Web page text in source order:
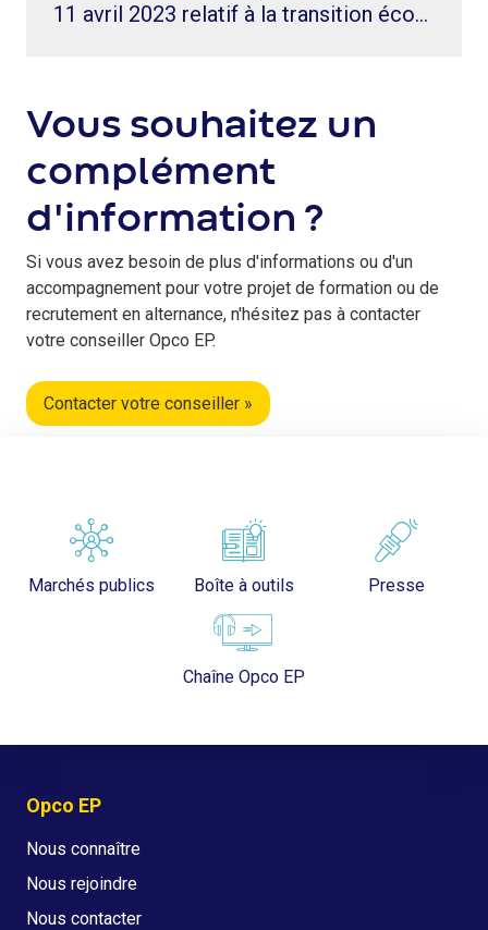
11 avril 2023 relatif à la transition éco…
Vous souhaitez un
complément
d'information ?
Si vous avez besoin de plus d'informations ou d'un
accompagnement pour votre projet de formation ou de
recrutement en alternance, n'hésitez pas à contacter
votre conseiller Opco EP.
Contacter votre conseiller »
Marchés publics Boîte à outils Presse
Chaîne Opco EP
Opco EP
Nous connaître
Nous rejoindre
Nous contacter